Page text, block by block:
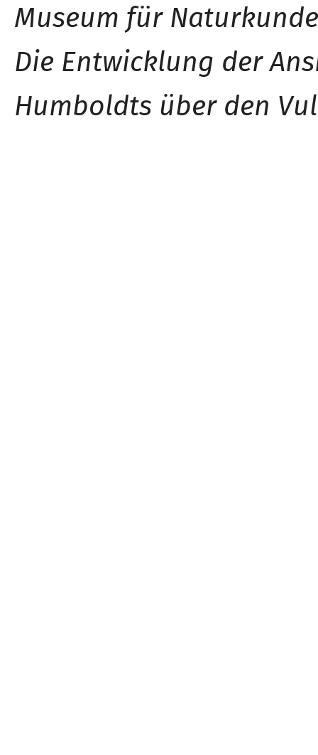
Museum für
Die Entwicklung der
Humboldts über den